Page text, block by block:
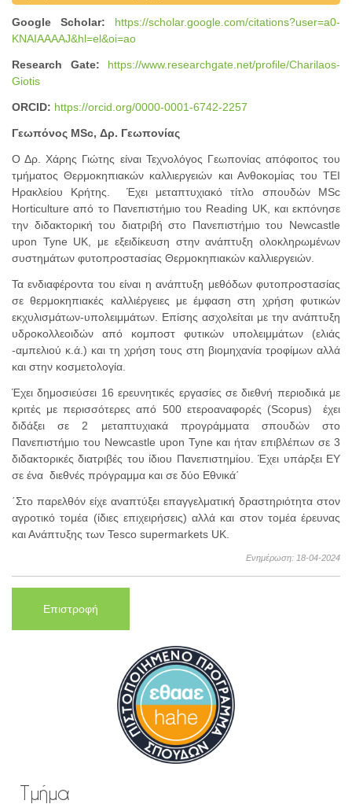
Google Scholar: https://scholar.google.com/citations?user=a0-
KNAIAAAAJ&hl=el&oi=ao
Research Gate: https://www.researchgate.net/profile/Charilaos-
Giotis
ORCID: https://orcid.org/0000-0001-6742-2257
Γεωπόνος MSc, Δρ. Γεωπονίας
Ο Δρ. Χάρης Γιώτης είναι Τεχνολόγος Γεωπονίας απόφοιτος του
τμήματος Θερμοκηπιακών καλλιεργειών και Ανθοκομίας του ΤΕΙ
Ηρακλείου Κρήτης. Έχει μεταπτυχιακό τίτλο σπουδών MSc
Horticulture από το Πανεπιστήμιο του Reading UK, και εκπόνησε
την διδακτορική του διατριβή στο Πανεπιστήμιο του Newcastle
upon Tyne UK, με εξειδίκευση στην ανάπτυξη ολοκληρωμένων
συστημάτων φυτοπροστασίας Θερμοκηπιακών καλλιεργειών.
Τα ενδιαφέροντα του είναι η ανάπτυξη μεθόδων φυτοπροστασίας
σε θερμοκηπιακές καλλιέργειες με έμφαση στη χρήση φυτικών
εκχυλισμάτων-υπολειμμάτων. Επίσης ασχολείται με την ανάπτυξη
υδροκολλεοιδών από κομποστ φυτικών υπολειμμάτων (ελιάς
-αμπελιού κ.ά.) και τη χρήση τους στη βιομηχανία τροφίμων αλλά
και στην κοσμετολογία.
Έχει δημοσιεύσει 16 ερευνητικές εργασίες σε διεθνή περιοδικά με
κριτές με περισσότερες από 500 ετεροαναφορές (Scopus) έχει
διδάξει σε 2 μεταπτυχιακά προγράμματα σπουδών στο
Πανεπιστήμιο του Newcastle upon Tyne και ήταν επιβλέπων σε 3
διδακτορικές διατριβές του ίδιου Πανεπιστημίου. Έχει υπάρξει ΕΥ
σε ένα διεθνές πρόγραμμα και σε δύο Εθνικά΄
΄Στο παρελθόν είχε αναπτύξει επαγγελματική δραστηριότητα στον
αγροτικό τομέα (ίδιες επιχειρήσεις) αλλά και στον τομέα έρευνας
και Ανάπτυξης των Tesco supermarkets UK.
Ενημέρωση: 18-04-2024
Επιστροφή
Τμήμα